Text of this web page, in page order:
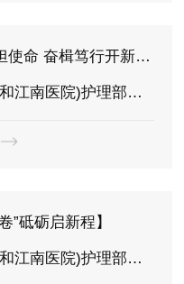
【改善护理服务 · 守正创新担使命 奋楫笃行开新局】
工作总结暨2025年护理工作部署大会
”砥砺启新程】
长年终述职考评工作汇报会圆满落幕